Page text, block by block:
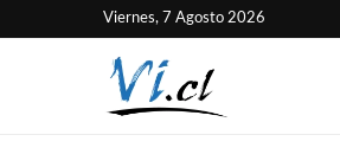
Viernes, 7 Agosto 2026